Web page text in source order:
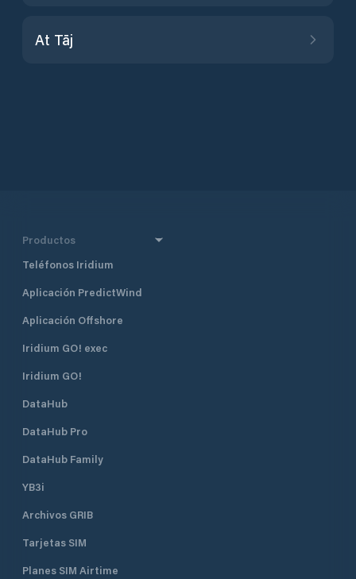
At Tāj
Productos
Teléfonos Iridium
Aplicación PredictWind
Aplicación Offshore
Iridium GO! exec
Iridium GO!
DataHub
DataHub Pro
DataHub Family
YB3i
Archivos GRIB
Tarjetas SIM
Planes SIM Airtime